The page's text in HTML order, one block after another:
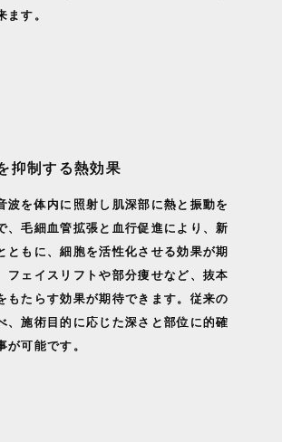
ます。
抑制する熱効果
波を体内に照射し肌深部に熱と振動を
、毛細血管拡張と血行促進により、新
ともに、細胞を活性化させる効果が期
フェイスリフトや部分痩せなど、抜本
もたらす効果が期待できます。従来の
、施術目的に応じた深さと部位に的確
が可能です。